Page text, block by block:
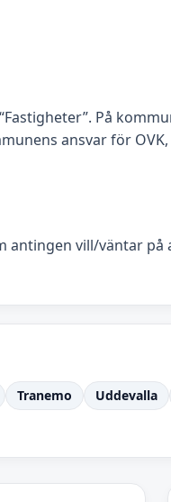
På
ansvar för
antingen vill/väntar
Tranemo Uddevalla